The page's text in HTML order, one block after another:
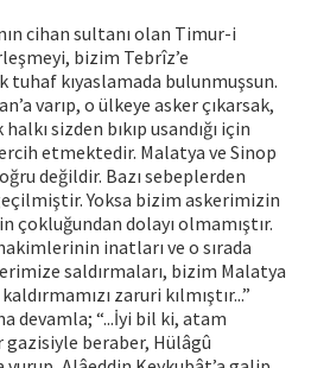
cihan sultanı olan Timur-i
bizim Tebrîz’e
kıyaslamada bulunmuşsun.
varıp, o ülkeye asker çıkarsak,
sizden bıkıp usandığı için
etmektedir. Malatya ve Sinop
değildir. Bazı sebeplerden
Yoksa bizim askerimizin
çokluğundan dolayı olmamıştır.
inatları ve o sırada
saldırmaları, bizim Malatya
zaruri kılmıştır...”
devamla; “...İyi bil ki, atam
gazisiyle beraber, Hülâgû